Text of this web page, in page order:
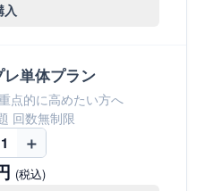
入
単体プラン
点的に高めたい方へ
回数無制限
1 ＋
(税込)